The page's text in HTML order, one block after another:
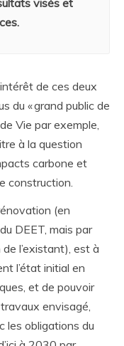
visés et
de ces deux
du « grand public de
Vie par exemple,
à la question
carbone et
construction.
(en
DEET, mais par
l’existant), est à
l’état initial en
et de pouvoir
envisagé,
les obligations du